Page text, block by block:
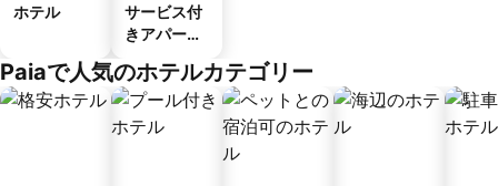
ホテル
サービス付
きアパート
Paiaで人気のホテルカテゴリー